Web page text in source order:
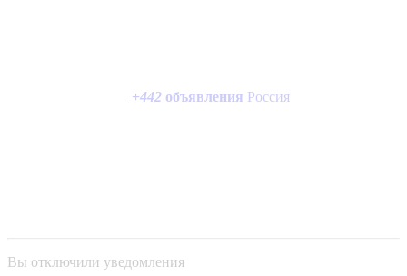
+442 объявления Россия
Вы отключили уведомления